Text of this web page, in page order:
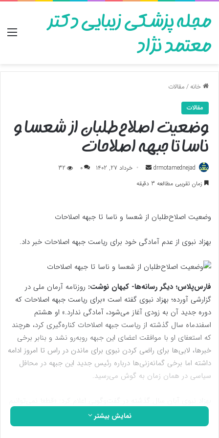
مجله پزشکی زیبایی دکتر
معتمد نژاد
خانه/مقالات
مقالات
وضعیت اصلاح‌طلبان از شعسا و
ناسا تا جبهه اصلاحات
drmotamednejad
ارسال
به
خرداد 27, 1402 0
32
زمان تقریبی مطالعه 3 دقیقه
وضعیت اصلاح‌طلبان از شعسا و ناسا تا جبهه اصلاحات
بهزاد نبوی از عدم آمادگی خود برای ریاست جبهه اصلاحات خبر داد.
فارس‌پلاس؛ دیگر رسانه‌ها- کیهان نوشت: روزنامه آرمان ملی در
گزارشی آورده؛ بهزاد نبوی گفته است «برای ریاست جبهه اصلاحات که
دوره جدید آن به زودی آغاز می‌شود، آمادگی ندارد.» او هشتم
اسفندماه سال گذشته از ریاست جبهه اصلاحات کناره‌گیری کرد، هرچند
که استعفای او با موافقت اعضای این جبهه روبه‌رو نشد و بنابر برخی
خبرها، لابی‌ها برای راضی کردن نبوی برای ماندن در راس تا امروز ادامه
داشته اما برخی گمانه‌زنی‌ها درباره رئیس جدید این جبهه در محافل
سیاسی در همان زمان به گوش می‌رسید.
با معترضان کف خیابان که شعارهای براندازانه می‌دهند، همسو شویم.
بحث محافظه‌کاری نیست؛ ما شعارهای آنان را قبول نداریم. ما
نمایش بیشتر